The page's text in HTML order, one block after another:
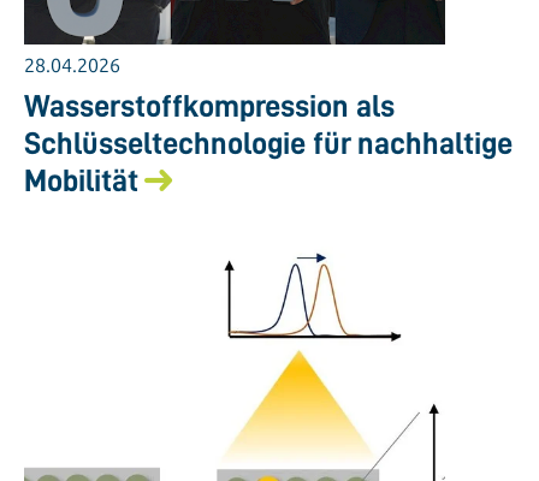
28.04.2026
Wasserstoffkompression als
Schlüsseltechnologie für nachhaltige
Mobilität